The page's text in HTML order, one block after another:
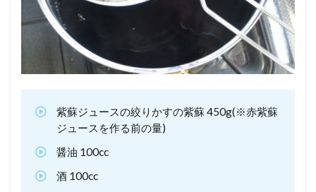
紫蘇ジュースの絞りかすの紫蘇 450g(※赤紫蘇
ジュースを作る前の量)
醤油 100cc
酒 100cc